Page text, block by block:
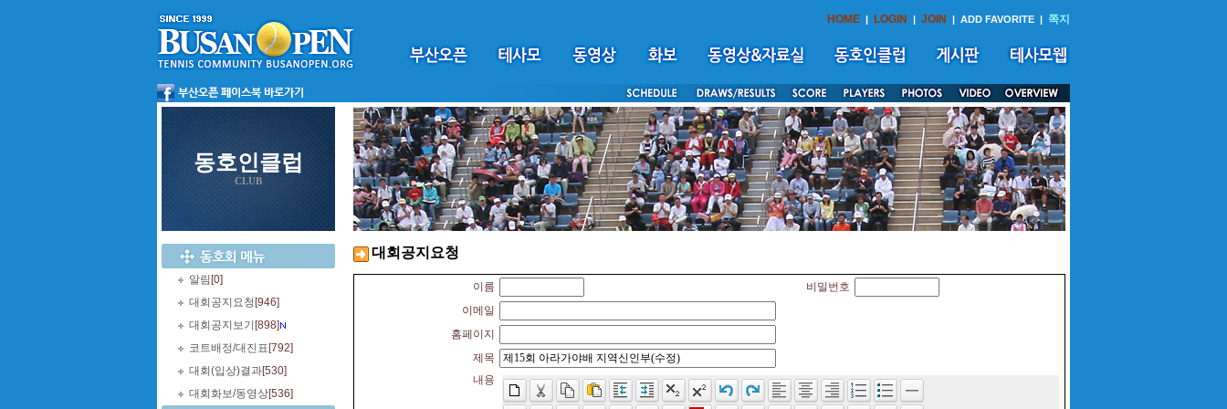
HOME | LOGIN | JOIN | ADD FAVORITE | 쪽지
동호인클럽
CLUB
알림 [0]
대회공지요청 [946]
대회공지보기 [898]
코트배정/대진표 [792]
대회(입상)결과[530]
대회화보/동영상[536]
대회공지요청
이름
비밀번호
이메일
홈페이지
제목
내용